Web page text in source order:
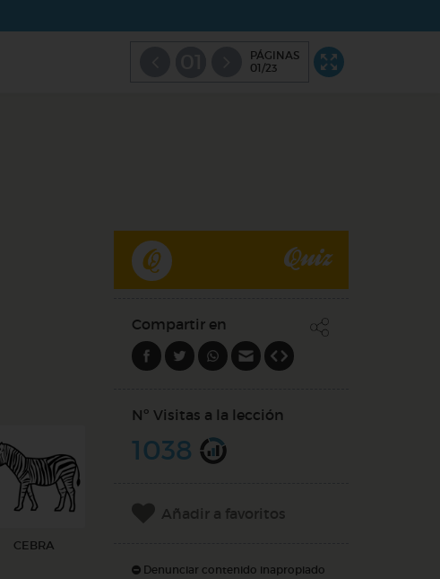
PÁGINAS
01/23
CEBRA
Quiz
Compartir en
Nº Visitas a la lección
1038
Añadir a favoritos
Denunciar contenido inapropiado